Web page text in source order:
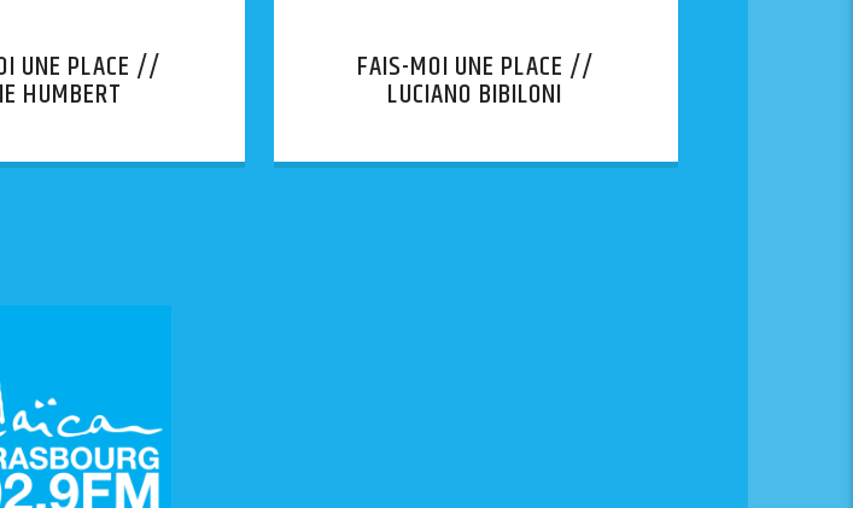
UNE PLACE //
HUMBERT
FAIS-MOI UNE PLACE //
LUCIANO BIBILONI